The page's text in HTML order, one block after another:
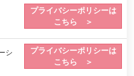
プライバシーポリシーは
こちら ＞
シ
プライバシーポリシーは
こちら ＞